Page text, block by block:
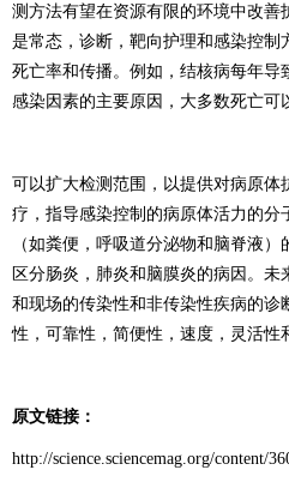
测方法有望在资源有限的环境中改善
是常态，诊断，靶向护理和感染控制
死亡率和传播。例如，结核病每年导
感染因素的主要原因，大多数死亡可
可以扩大检测范围，以提供对病原体
疗，指导感染控制的病原体活力的分
（如粪便，呼吸道分泌物和脑脊液
区分肠炎，肺炎和脑膜炎的病因。
和现场的传染性和非传染性疾病的诊
性，可靠性，简便性，速度，灵活性
原文链接：
http://science.sciencemag.org/content/